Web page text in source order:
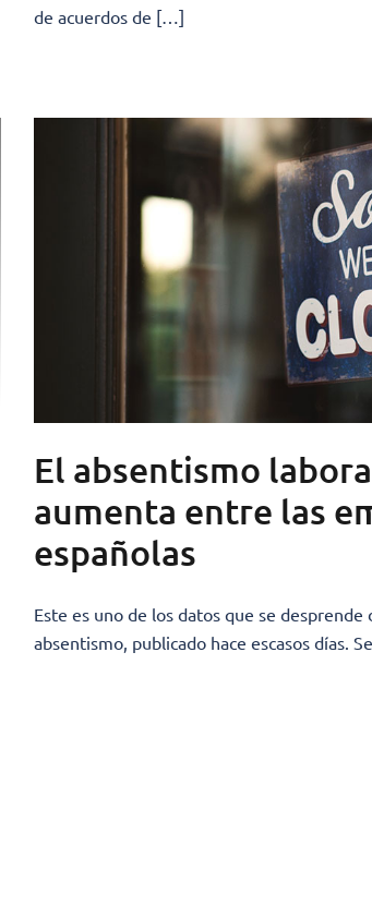
de acuerdos de […]
El absentismo
aumenta entre las
españolas
Este es uno de los datos que se
absentismo, publicado hace escasos días.